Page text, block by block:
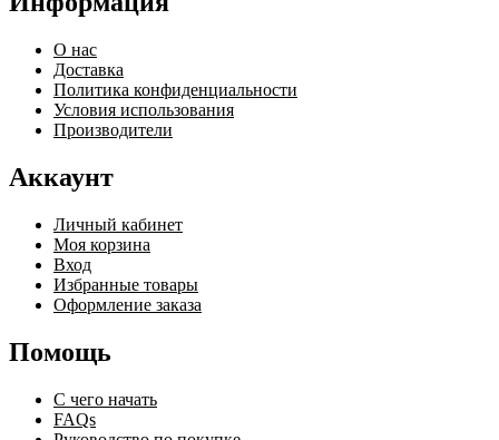
О нас
Доставка
Политика конфиденциальности
Условия использования
Производители
Аккаунт
Личный кабинет
Моя корзина
Вход
Избранные товары
Оформление заказа
Помощь
С чего начать
FAQs